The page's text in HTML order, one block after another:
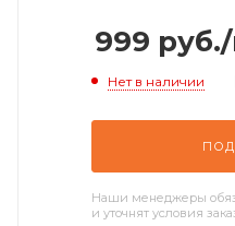
999 руб.
Нет в наличии
ПОД
Наши менеджеры
и уточнят условия